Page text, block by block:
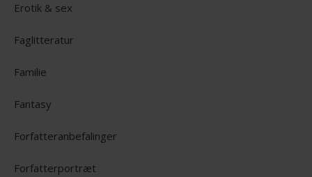
Erotik & sex
Faglitteratur
Familie
Fantasy
Forfatteranbefalinger
Forfatterportræt